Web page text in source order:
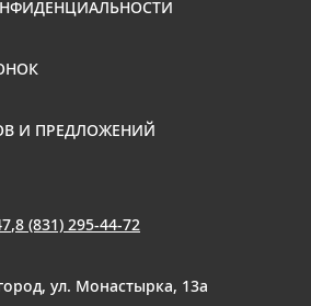
И ПРЕДЛОЖЕНИЙ
,8 (831) 295-44-72
ул. Монастырка, 13a